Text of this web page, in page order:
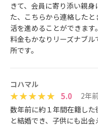
きて、会員に寄り添い親
た、こちらから連絡した
活を進めることができます
料金もかなりリーズナブ
所です。
コハマル
5.0
2年
数年前に約１年間在籍し
と結婚でき、子供にも出